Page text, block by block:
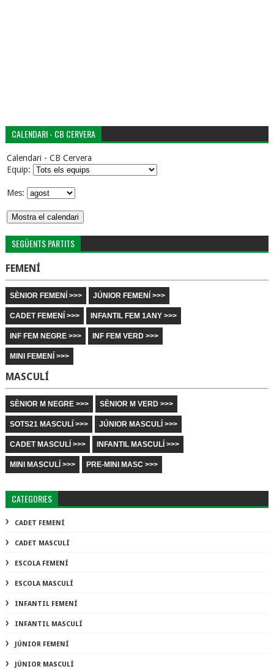
CALENDARI - CB CERVERA
Calendari - CB Cervera
Equip:
Mes:
SEGÜENTS PARTITS
FEMENÍ
SÈNIOR FEMENÍ >>> JÚNIOR FEMENÍ >>>
CADET FEMENÍ >>> INFANTIL FEM 1ANY >>>
INF FEM NEGRE >>> INF FEM VERD >>>
MINI FEMENÍ >>>
MASCULÍ
SÈNIOR M NEGRE >>> SÈNIOR M VERD >>>
SOTS21 MASCULÍ >>> JÚNIOR MASCULÍ >>>
CADET MASCULÍ >>> INFANTIL MASCULÍ >>>
MINI MASCULÍ >>> PRE-MINI MASC >>>
CATEGORIES
CADET FEMENÍ
CADET MASCULÍ
ESCOLA FEMENÍ
ESCOLA MASCULÍ
INFANTIL FEMENÍ
INFANTIL MASCULÍ
JÚNIOR FEMENÍ
JÚNIOR MASCULÍ